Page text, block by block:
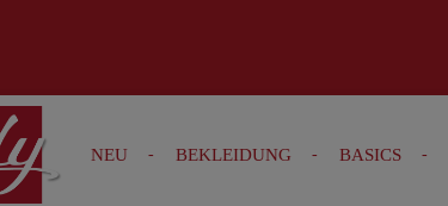
springen
NEU BEKLEIDUNG BASICS